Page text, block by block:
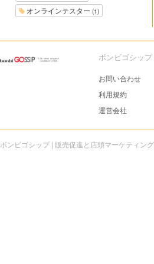
オンラインテスター (1)
ボンビゴシップ
お問い合わせ
利用規約
運営会社
ボンビゴシップ | 販売促進と店頭マーケティン